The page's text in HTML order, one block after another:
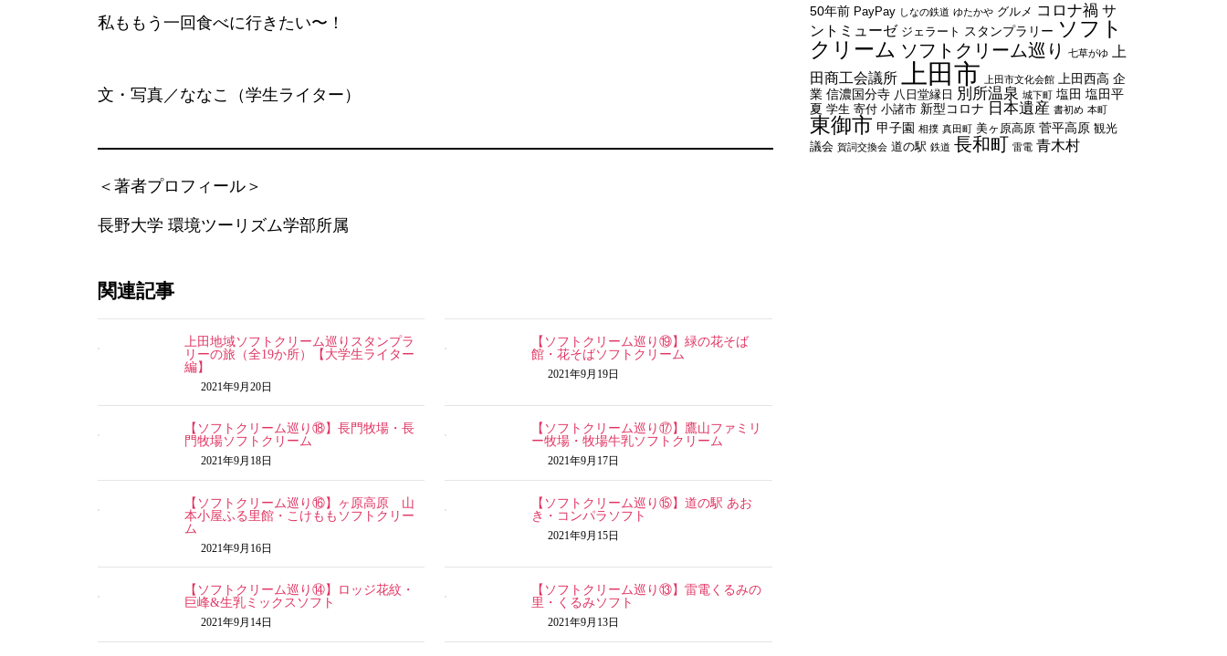
私ももう一回食べに行きたい〜！
文・写真／ななこ（学生ライター）
＜著者プロフィール＞
長野大学 環境ツーリズム学部所属
関連記事
上田地域ソフトクリーム巡りスタンプラ
リーの旅（全19か所）【大学生ライター
編】
2021年9月20日
【ソフトクリーム巡り⑲】緑の花そば
館・花そばソフトクリーム
2021年9月19日
【ソフトクリーム巡り⑱】長門牧場・長
門牧場ソフトクリーム
2021年9月18日
【ソフトクリーム巡り⑰】鷹山ファミリ
ー牧場・牧場牛乳ソフトクリーム
2021年9月17日
【ソフトクリーム巡り⑯】ヶ原高原 山
本小屋ふる里館・こけももソフトクリー
ム
2021年9月16日
【ソフトクリーム巡り⑮】道の駅 あお
き・コンパラソフト
2021年9月15日
【ソフトクリーム巡り⑭】ロッジ花紋・
巨峰&生乳ミックスソフト
2021年9月14日
【ソフトクリーム巡り⑬】雷電くるみの
里・くるみソフト
2021年9月13日
50年前 PayPay しなの鉄道 ゆたかや グルメ コロナ禍 サ
ントミューゼ ジェラート スタンプラリー ソフト
クリーム ソフトクリーム巡り 七草がゆ
上
田商工会議所
上田市 上田市文化会館 上田西高 企
業 信濃国分寺 八日堂縁日 別所温泉 城下町 塩田 塩田平
夏 学生 寄付 小諸市 新型コロナ 日本遺産 書初め 本町
東御市 甲子園 相撲 真田町 美ヶ原高原 菅平高原 観光
議会 賀詞交換会 道の駅 鉄道 長和町 雷電 青木村